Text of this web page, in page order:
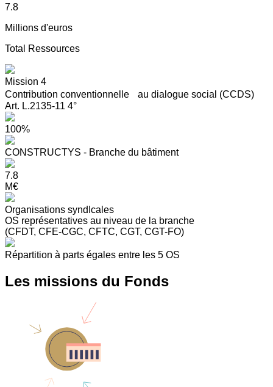
7.8
Millions d'euros
Total Ressources
Mission 4
Contribution conventionnelle au dialogue social (CCDS)
Art. L.2135-11 4°
100%
CONSTRUCTYS - Branche du bâtiment
7.8
M€
Organisations syndIcales
OS représentatives au niveau de la branche
(CFDT, CFE-CGC, CFTC, CGT, CGT-FO)
Répartition à parts égales entre les 5 OS
Les missions du Fonds